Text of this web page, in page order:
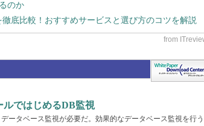
のか
徹底比較！おすすめサービスと選び方のコツを解説
ルではじめるDB監視
ータベース監視が必要だ。効果的なデータベース監視を行う